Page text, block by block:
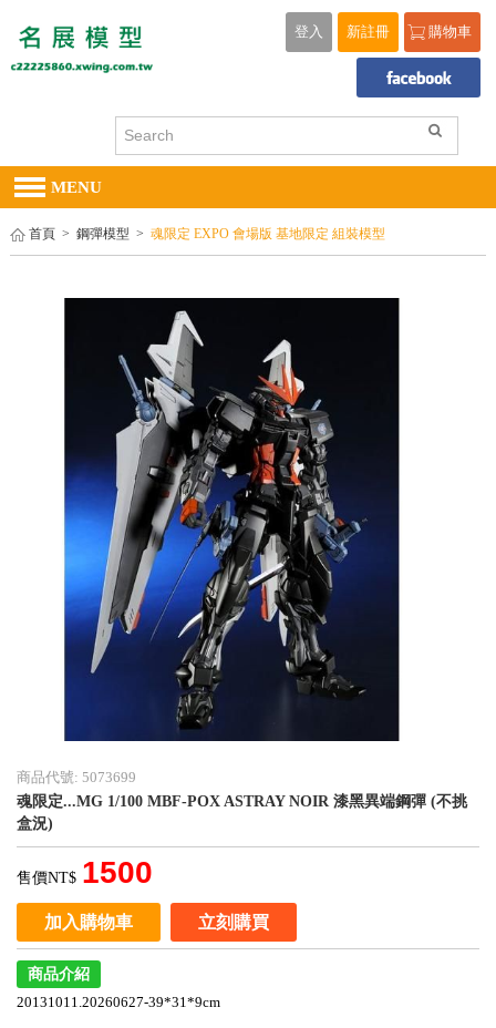
購物車
新註冊
登入
MENU
首頁 > 鋼彈模型 > 魂限定 EXPO 會場版 基地限定 組裝模型
商品代號: 5073699
魂限定...MG 1/100 MBF-POX ASTRAY NOIR 漆黑異端鋼彈 (不挑
盒況)
售價NT$ 1500
加入購物車 立刻購買
商品介紹
20131011.20260627-39*31*9cm